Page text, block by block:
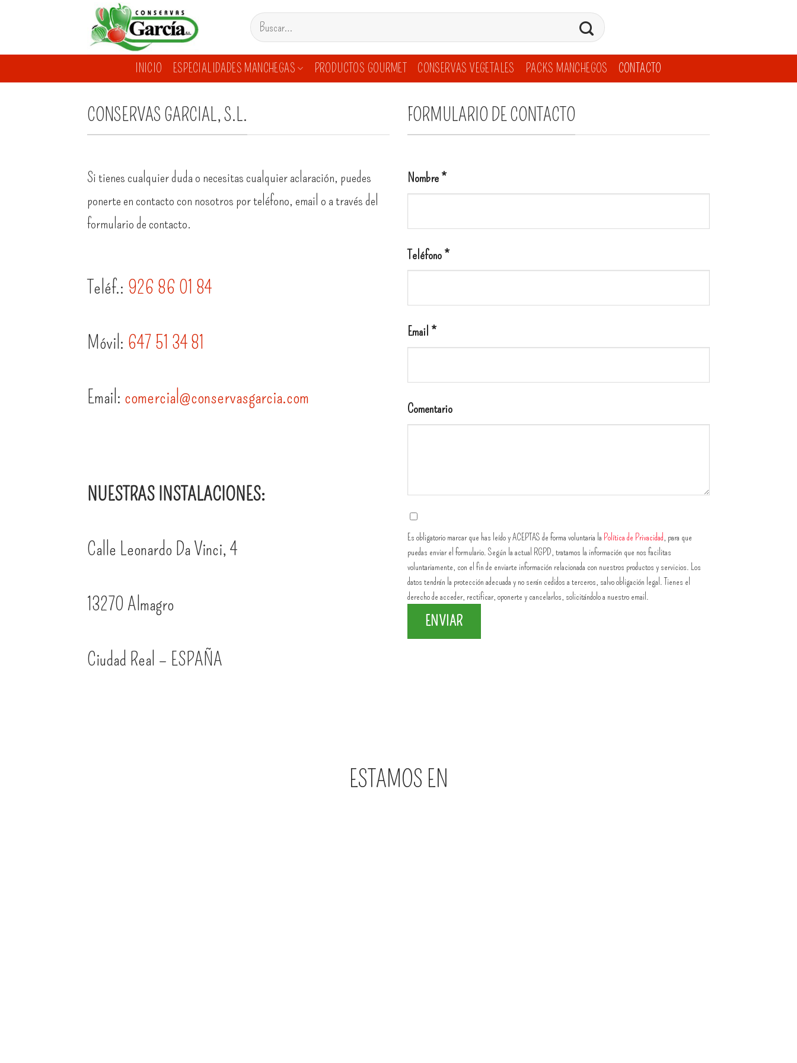
content
Buscar
por:
INICIO ESPECIALIDADES MANCHEGAS PRODUCTOS GOURMET CONSERVAS VEGETALES PACKS MANCHEGOS CONTACTO
CONSERVAS GARCIAL, S.L.
Si tienes cualquier duda o necesitas cualquier aclaración, puedes
ponerte en contacto con nosotros por teléfono, email o a través del
formulario de contacto.
Teléf.: 926 86 01 84
Móvil: 647 51 34 81
Email: comercial@conservasgarcia.com
NUESTRAS INSTALACIONES:
Calle Leonardo Da Vinci, 4
13270 Almagro
Ciudad Real – ESPAÑA
FORMULARIO DE CONTACTO
Nombre *
Teléfono *
Email *
Comentario
Es obligatorio marcar que has leído y ACEPTAS de forma voluntaria la Política de Privacidad , para que
puedas enviar el formulario. Según la actual RGPD, tratamos la información que nos facilitas
voluntariamente, con el fin de enviarte información relacionada con nuestros productos y servicios. Los
datos tendrán la protección adecuada y no serán cedidos a terceros, salvo obligación legal. Tienes el
derecho de acceder, rectificar, oponerte y cancelarlos, solicitándolo a nuestro email.
ESTAMOS EN